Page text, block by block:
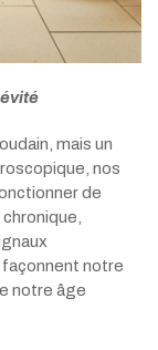
mais un
nos
de
notre
notre âge